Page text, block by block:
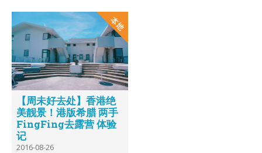
【周未好去处】香港绝
美靓景！港版希腊 两手
FingFing去露营 体验
记
2016-08-26